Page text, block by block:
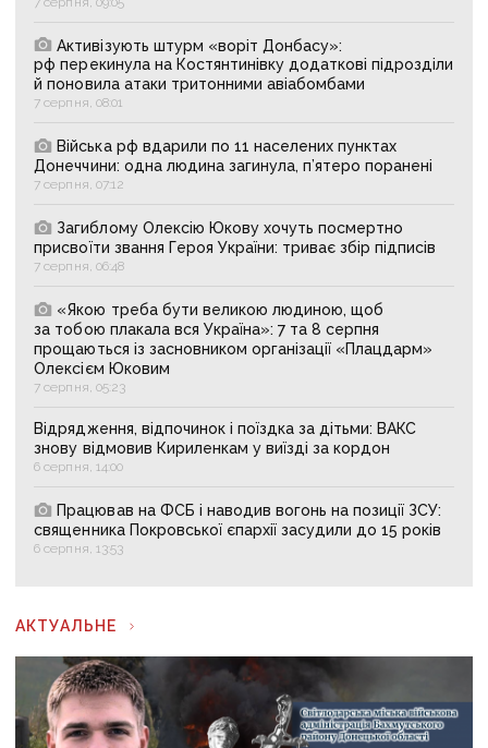
Активізують штурм «воріт Донбасу»:
рф перекинула на Костянтинівку додаткові підрозділи
й поновила атаки тритонними авіабомбами
7 серпня, 08:01
Війська рф вдарили по 11 населених пунктах
Донеччини: одна людина загинула, п’ятеро поранені
7 серпня, 07:12
Загиблому Олексію Юкову хочуть посмертно
присвоїти звання Героя України: триває збір підписів
7 серпня, 06:48
«Якою треба бути великою людиною, щоб
за тобою плакала вся Україна»: 7 та 8 серпня
прощаються із засновником організації «Плацдарм»
Олексієм Юковим
7 серпня, 05:23
Відрядження, відпочинок і поїздка за дітьми: ВАКС
знову відмовив Кириленкам у виїзді за кордон
6 серпня, 14:00
Працював на ФСБ і наводив вогонь на позиції ЗСУ:
священника Покровської єпархії засудили до 15 років
6 серпня, 13:53
АКТУАЛЬНЕ